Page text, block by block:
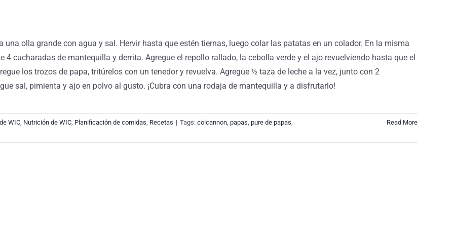
una olla grande con agua y sal. Hervir hasta que estén tiernas, luego colar las patatas en un colador. En la misma
cucharadas de mantequilla y derrita. Agregue el repollo rallado, la cebolla verde y el ajo revuelviendo hasta que el
los trozos de papa, tritúrelos con un tenedor y revuelva. Agregue ½ taza de leche a la vez, junto con 2
sal, pimienta y ajo en polvo al gusto. ¡Cubra con una rodaja de mantequilla y a disfrutarlo!
WIC, Nutrición de WIC, Planificación de comidas, Recetas | Tags: colcannon, papas, pure de papas,
Read More